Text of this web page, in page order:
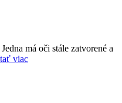
má oči stále zatvorené a
viac